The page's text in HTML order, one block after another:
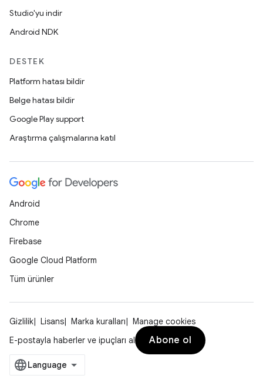
Studio'yu indir
Android NDK
DESTEK
Platform hatası bildir
Belge hatası bildir
Google Play support
Araştırma çalışmalarına katıl
Android
Chrome
Firebase
Google Cloud Platform
Tüm ürünler
Gizlilik Lisans Marka kuralları
Manage cookies
E-postayla haberler ve ipuçları al
Abone ol